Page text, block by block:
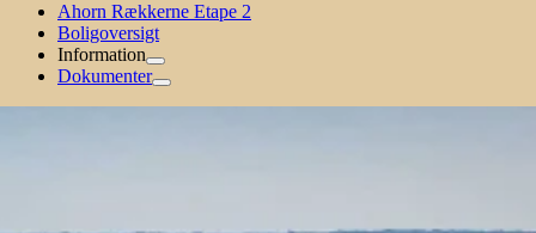
Ahorn Rækkerne Etape 2
Boligoversigt
Information
Dokumenter